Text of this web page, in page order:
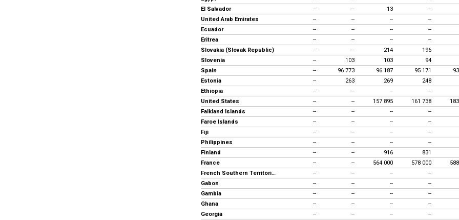
El Salvador
-- -- 13 --
United Arab Emirates
-- -- -- --
Ecuador
-- -- -- --
Eritrea
-- -- -- --
Slovakia (Slovak Republic)
-- -- 214 196
Slovenia
-- 103 103 94
Spain
-- 96 773 96 187 95 171
Estonia
-- 263 269 248
Ethiopia
-- -- -- --
United States
-- -- 157 895 161 738
Falkland Islands
-- -- -- --
Faroe Islands
-- -- -- --
Fiji
-- -- -- --
Philippines
-- -- -- --
Finland
-- -- 916 831
France
-- -- 564 000 578 000
French Southern Territories
-- -- -- --
Gabon
-- -- -- --
Gambia
-- -- -- --
Ghana
-- -- -- --
Georgia
-- -- -- --